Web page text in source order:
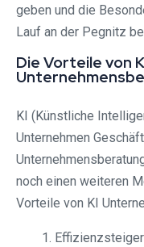
geben und die
Lauf an der Pegnitz
Die Vorteile von
KI (Künstliche
Unternehmen
noch einen weiteren
Vorteile von KI